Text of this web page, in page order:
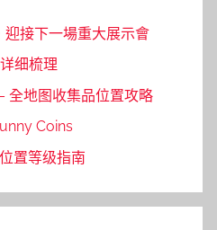
接下一場重大展示會
细梳理
全地图收集品位置攻略
Coins
置等级指南